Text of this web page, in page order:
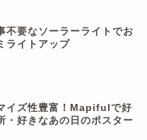
不要なソーラーライトでお
ライトアップ
イズ性豊富！Mapifulで好
・好きなあの日のポスター